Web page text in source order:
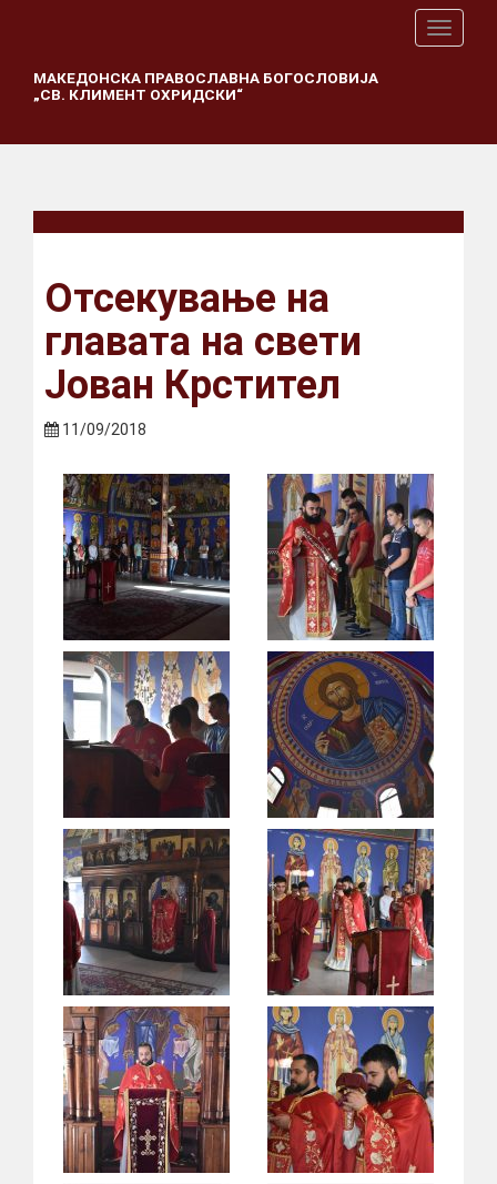
T
o
e
v
i
МАКЕДОНСКА ПРАВОСЛАВНА БОГОСЛОВИЈА
„СВ. КЛИМЕНТ ОХРИДСКИ“
Отсекување на
главата на свети
Јован Крстител
11/09/2018